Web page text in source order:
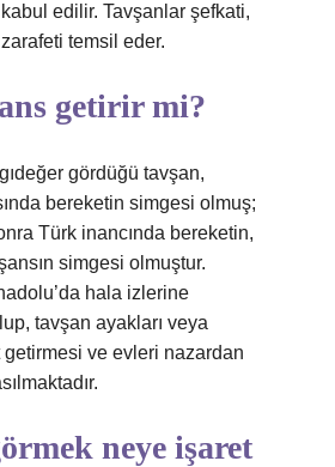
kabul edilir. Tavşanlar şefkati,
temsil eder.
getirir mi?
gördüğü tavşan,
bereketin simgesi olmuş;
Türk inancında bereketin,
simgesi olmuştur.
hala izlerine
tavşan ayakları veya
getirmesi ve evleri nazardan
neye işaret